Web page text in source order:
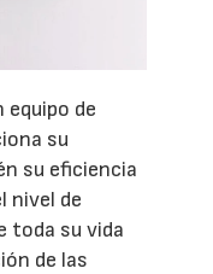
de
su
su eficiencia
nivel de
toda su vida
de las